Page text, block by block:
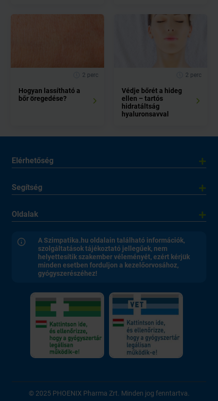
2 perc
Hogyan lassítható a
bőr öregedése?
2 perc
Védje bőrét a hideg
ellen – tartós
hidratáltság
hyaluronsavval
Elérhetőség
Segítség
Oldalak
A Szimpatika.hu oldalain található információk,
szolgáltatások tájékoztató jellegűek, nem
helyettesítik szakember véleményét, ezért kérjük
minden esetben forduljon a kezelőorvosához,
gyógyszerészéhez!
© 2025 PHOENIX Pharma Zrt. Minden jog fenntartva.